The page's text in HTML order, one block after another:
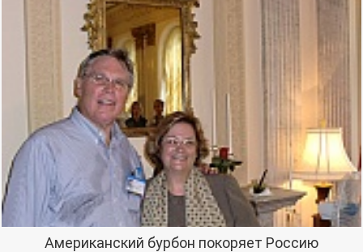
Американский бурбон покоряет Россию